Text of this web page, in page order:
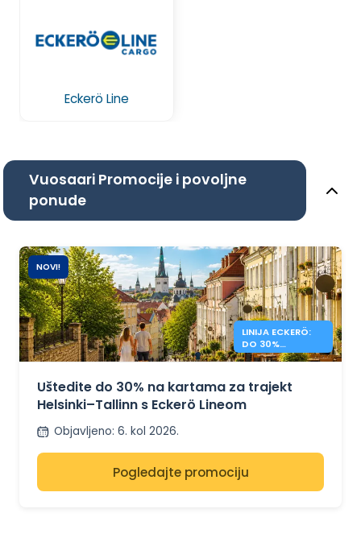
Eckerö Line
Vuosaari Promocije i povoljne
ponude
NOVI!
LINIJA ECKERÖ:
DO 30%
POPUSTA NA
TALLINN
Uštedite do 30% na kartama za trajekt
Helsinki–Tallinn s Eckerö Lineom
Objavljeno: 6. kol 2026.
Pogledajte promociju